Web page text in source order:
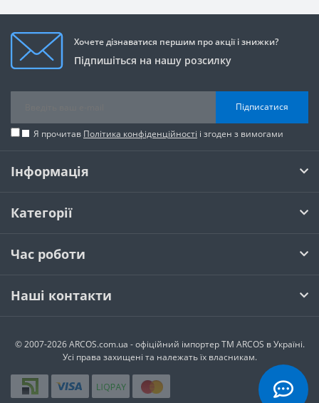
Хочете дізнаватися першим про акції і знижки?
Підпишіться на нашу розсилку
Підписатися
Я прочитав Політика конфіденційності і згоден з вимогами
Інформація
Категорії
Час роботи
Наші контакти
© 2007-2026 ARCOS.com.ua - офiцiйний iмпортер ТМ ARCOS в Україні.
Усi права захищенi та належать їх власникам.